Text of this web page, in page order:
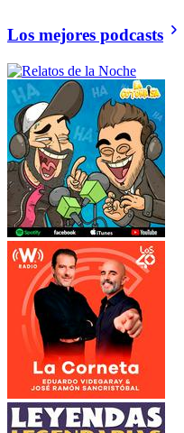
Los mejores podcasts